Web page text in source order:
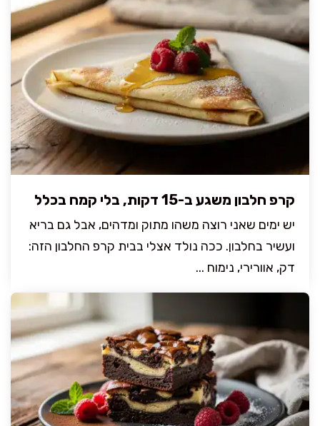
קרפ חלבון משגע ב-15 דקות, בלי קמח בכלל
יש ימים שאני רוצה משהו מתוק ומדהים, אבל גם בריא
ועשיר בחלבון. ככה נולד אצלי בבית קרפ החלבון הזה:
דק, אוורירי, נימוח ...